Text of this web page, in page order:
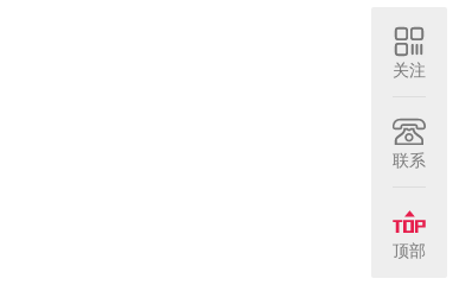
关注
联系
顶部